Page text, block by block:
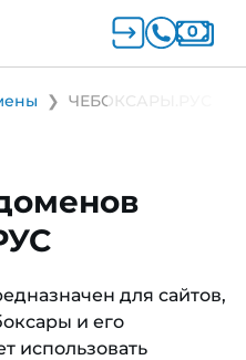
ЧЕБОКСАРЫ.РУС
для сайтов,
и его
использовать